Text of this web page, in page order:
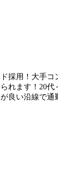
採用！大手
れます！20
良い沿線で